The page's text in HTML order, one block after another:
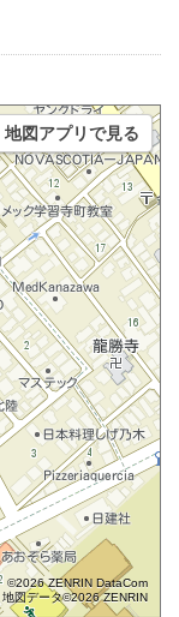
©2026 ZENRIN DataCom
地図データ©2026 ZENRIN
地図アプリで見る